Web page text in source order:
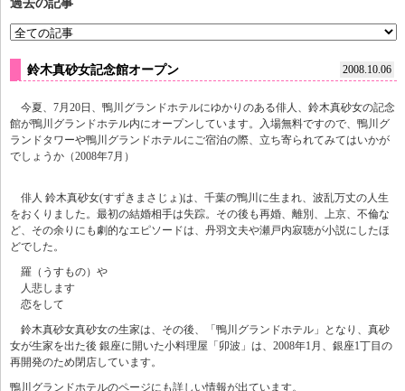
鈴木真砂女記念館オープン 2008.10.06
今夏、7月20日、鴨川グランドホテルにゆかりのある俳人、鈴木真砂女の記念
館が鴨川グランドホテル内にオープンしています。入場無料ですので、鴨川グ
ランドタワーや鴨川グランドホテルにご宿泊の際、立ち寄られてみてはいかが
でしょうか（2008年7月）
俳人 鈴木真砂女(すずきまさじょ)は、千葉の鴨川に生まれ、波乱万丈の人生
をおくりました。最初の結婚相手は失踪。その後も再婚、離別、上京、不倫な
ど、その余りにも劇的なエピソードは、丹羽文夫や瀬戸内寂聴が小説にしたほ
どでした。
羅（うすもの）や
人悲します
恋をして
鈴木真砂女真砂女の生家は、その後、「鴨川グランドホテル」となり、真砂
女が生家を出た後 銀座に開いた小料理屋「卯波」は、2008年1月、銀座1丁目の
再開発のため閉店しています。
鴨川グランドホテルのページにも詳しい情報が出ています。